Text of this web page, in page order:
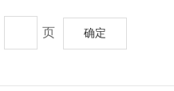
页 确定